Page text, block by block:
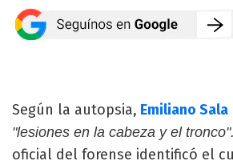
Según la autopsia, Emiliano Sala
"lesiones en la cabeza y el tronco".
oficial del forense identificó el